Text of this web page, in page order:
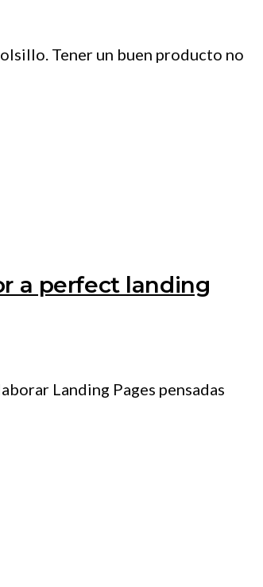
Tener un buen producto no
a perfect landing
Landing Pages pensadas